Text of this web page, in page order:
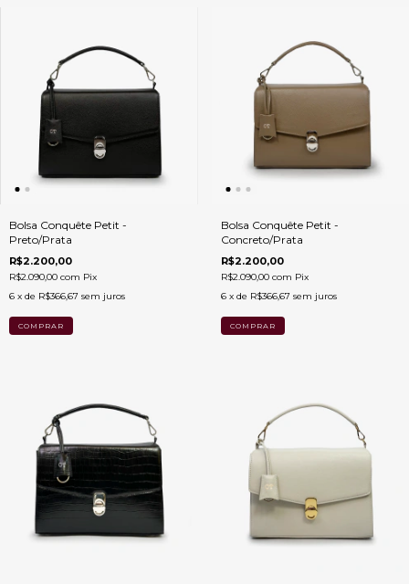
Bolsa Conquête Petit -
Preto/Prata
R$2.200,00
R$2.090,00 com Pix
6 x de R$366,67 sem juros
Bolsa Conquête Petit -
Concreto/Prata
R$2.200,00
R$2.090,00 com Pix
6 x de R$366,67 sem juros